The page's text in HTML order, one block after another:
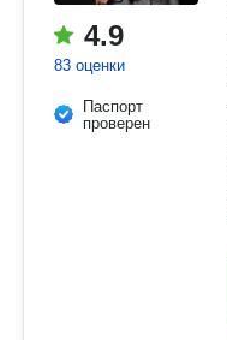
4.9
83 оценки
Паспорт
проверен